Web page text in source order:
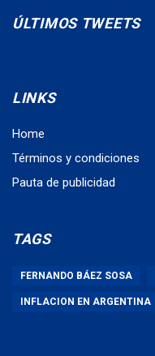
ÚLTIMOS TWEETS
LINKS
Home
Términos y condiciones
Pauta de publicidad
TAGS
FERNANDO BÁEZ SOSA
INFLACION EN ARGENTINA